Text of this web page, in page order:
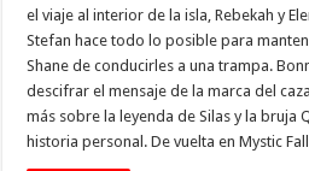
el viaje al interior de la isla, Rebekah y
Stefan hace todo lo posible para
Shane de conducirles a una trampa.
descifrar el mensaje de la marca del
más sobre la leyenda de Silas y la bruja
historia personal. De vuelta en Mystic